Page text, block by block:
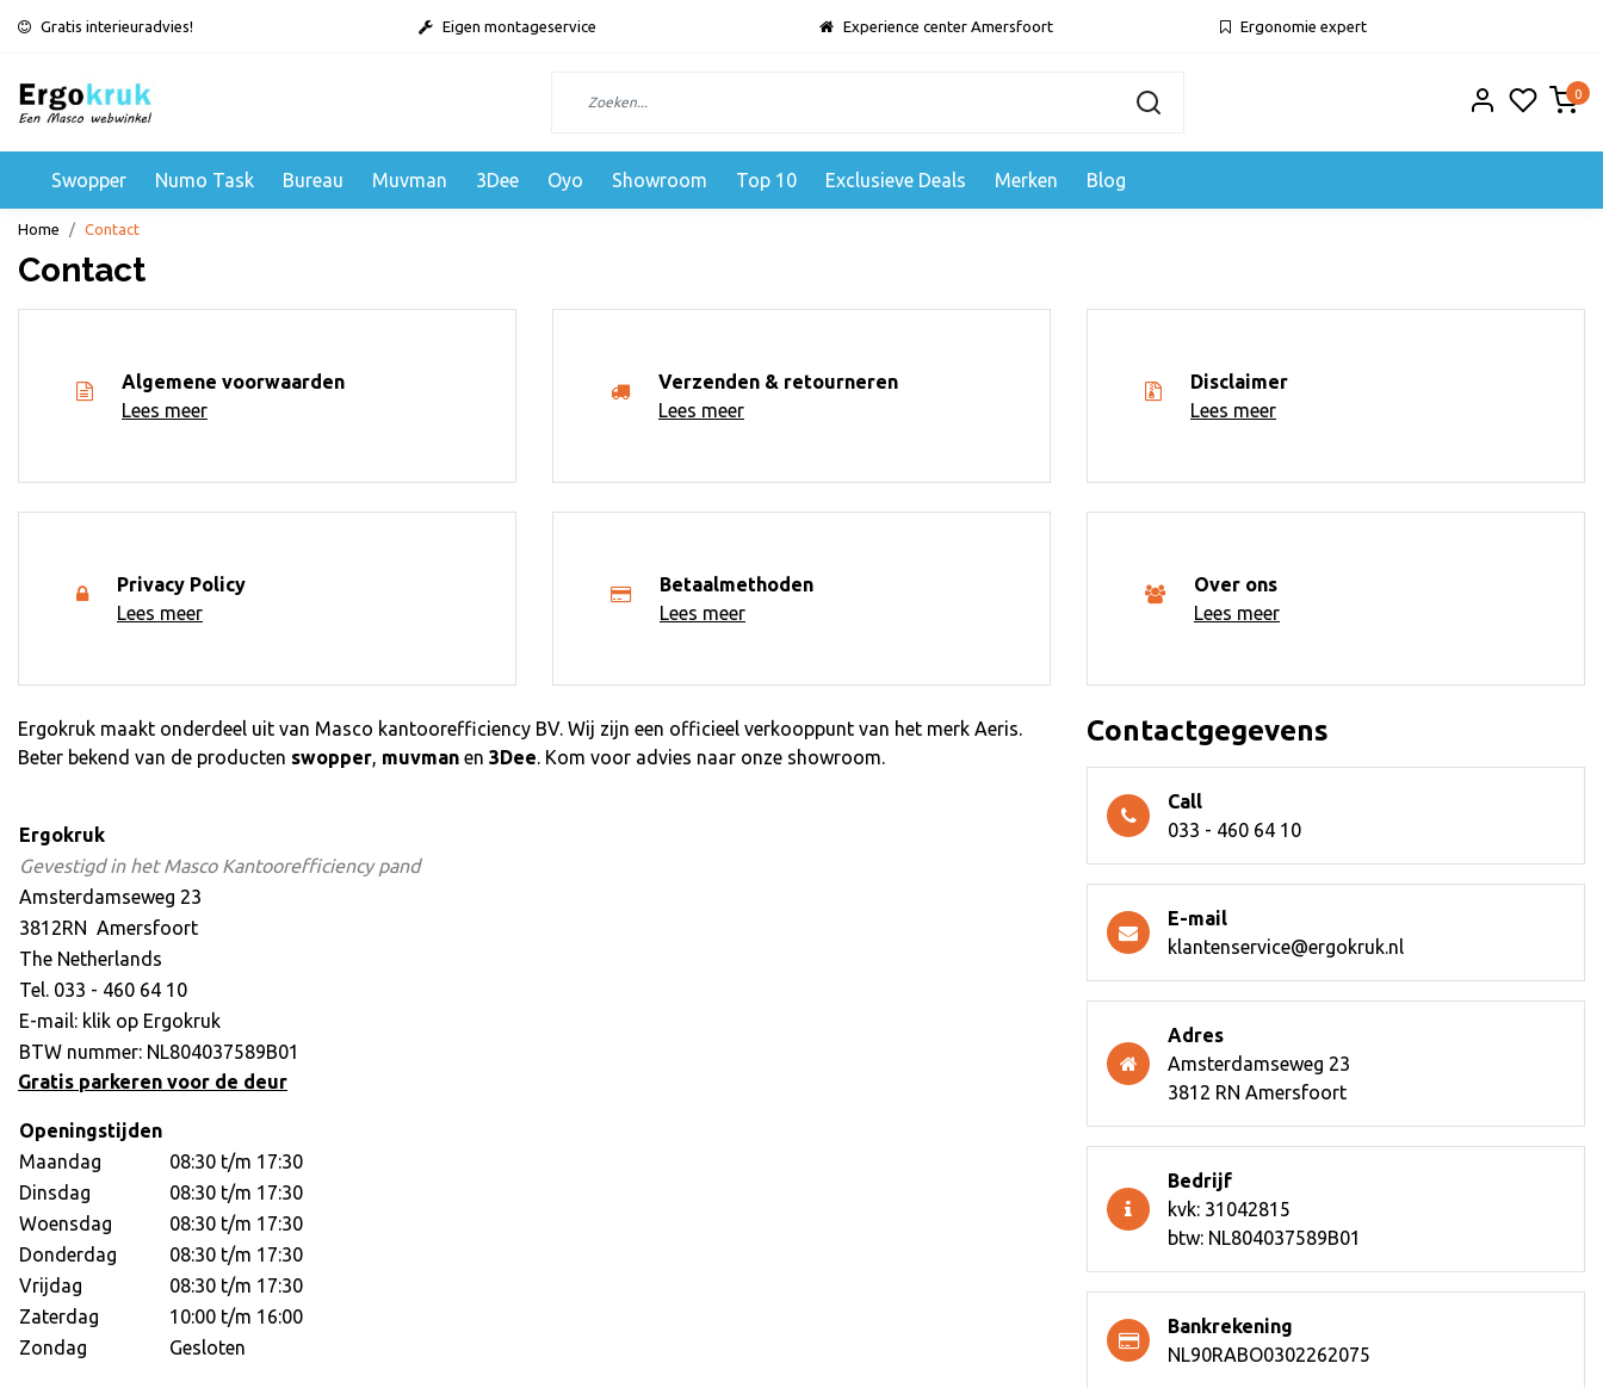
Gratis interieuradvies! Eigen montageservice Experience center Amersfoort Ergonomie expert
0
Swopper Numo Task Bureau Muvman 3Dee Oyo Showroom Top 10 Exclusieve Deals Merken Blog
Home Contact
Contact
Algemene voorwaarden
Lees meer
Verzenden & retourneren
Lees meer
Disclaimer
Lees meer
Privacy Policy
Lees meer
Betaalmethoden
Lees meer
Over ons
Lees meer
Ergokruk maakt onderdeel uit van Masco kantoorefficiency BV. Wij zijn een officieel verkooppunt van het merk Aeris.
Beter bekend van de producten swopper, muvman en 3Dee. Kom voor advies naar onze showroom.
Ergokruk
Gevestigd in het Masco Kantoorefficiency pand
Amsterdamseweg 23
3812RN Amersfoort
The Netherlands
Tel. 033 - 460 64 10
E-mail: klik op Ergokruk
BTW nummer: NL804037589B01
Gratis parkeren voor de deur
Openingstijden
Maandag
08:30 t/m 17:30
Dinsdag
08:30 t/m 17:30
Woensdag
08:30 t/m 17:30
Donderdag
08:30 t/m 17:30
Vrijdag
08:30 t/m 17:30
Zaterdag
10:00 t/m 16:00
Zondag
Gesloten
Contactgegevens
Call
033 - 460 64 10
E-mail
klantenservice@ergokruk.nl
Adres
Amsterdamseweg 23
3812 RN Amersfoort
Bedrijf
kvk: 31042815
btw: NL804037589B01
Bankrekening
NL90RABO0302262075